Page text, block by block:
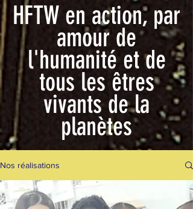
HFTW en action, par
amour de
l'humanité et de
tous les êtres
vivants de la
planètes
Nos réalisations